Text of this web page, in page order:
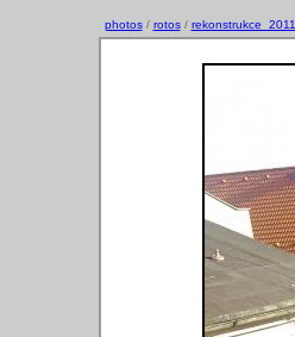
photos/ rotos/ rekonstrukce_2011